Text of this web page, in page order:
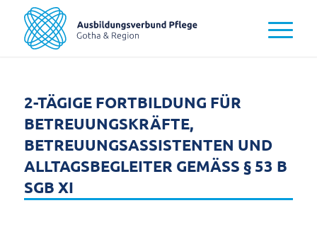
2-TÄGIGE FORTBILDUNG FÜR
BETREUUNGSKRÄFTE,
BETREUUNGSASSISTENTEN UND
ALLTAGSBEGLEITER GEMÄSS § 53 B S
GB XI